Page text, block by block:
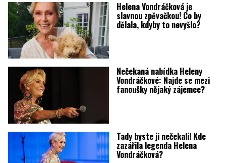
Helena Vondráčková je
slavnou zpěvačkou! Co by
dělala, kdyby to nevyšlo?
Nečekaná nabídka Heleny
Vondráčkové: Najde se mezi
fanoušky nějaký zájemce?
Tady byste ji nečekali! Kde
zazářila legenda Helena
Vondráčková?